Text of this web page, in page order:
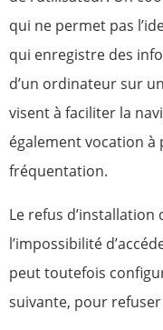
qui ne permet pas
qui enregistre des
d’un ordinateur sur
visent à faciliter la
également vocation
fréquentation.
Le refus
l’impossibilité
peut toutefois
suivante, pour refuser